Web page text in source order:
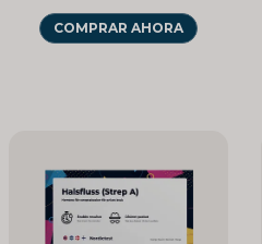
COMPRAR AHORA